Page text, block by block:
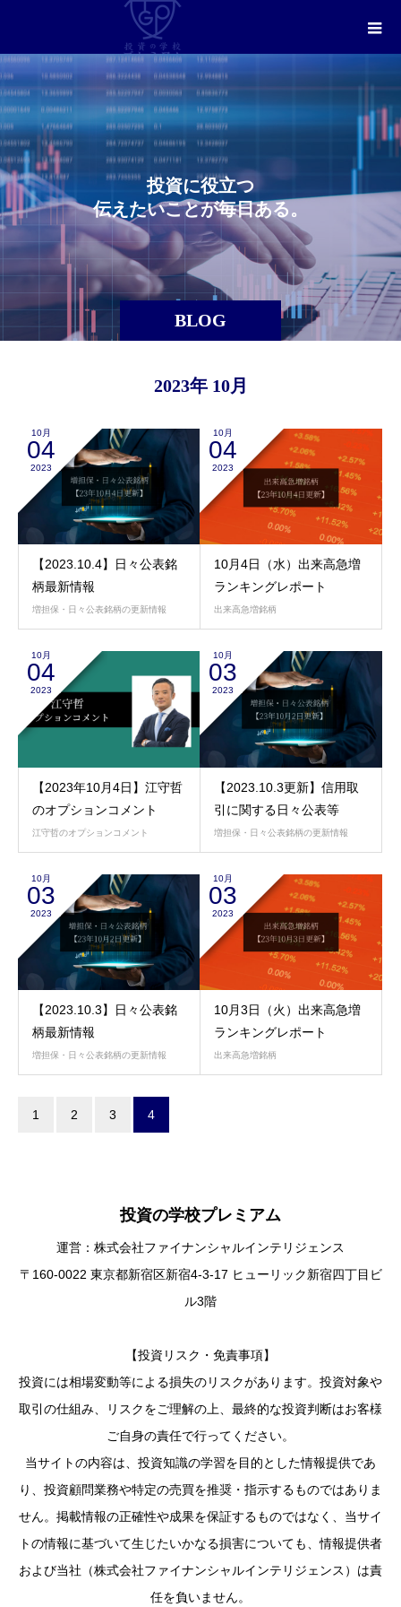
BLOG
投資に役立つ
伝え たいことが毎日ある。
2023年 10月
10月
04
2023
【2023.10.4】日々公表銘
柄最新情報
増担保・日々公表銘柄の更新情報
10月
04
2023
10月4日（水）出来高急増
ランキングレポート
出来高急増銘柄
10月
04
2023
【2023年10月4日】江守哲
のオプションコメント
江守哲のオプションコメント
10月
03
2023
【2023.10.3更新】信用取
引に関する日々公表等
増担保・日々公表銘柄の更新情報
10月
03
2023
【2023.10.3】日々公表銘
柄最新情報
増担保・日々公表銘柄の更新情報
10月
03
2023
10月3日（火）出来高急増
ランキングレポート
出来高急増銘柄
1 2 3 4
投資の学校プレミアム
運営：株式会社ファイナンシャルインテリジェンス
〒160-0022 東京都新宿区新宿4-3-17 ヒューリック新宿四丁目ビ
ル3階
【投資リスク・免責事項】
投資には相場変動等による損失のリスクがあります。投資対象や
取引の仕組み、リスクをご理解の上、最終的な投資判断はお客様
ご自身の責任で行ってください。
当サイトの内容は、投資知識の学習を目的とした情報提供であ
り、投資顧問業務や特定の売買を推奨・指示するものではありま
せん。掲載情報の正確性や成果を保証するものではなく、当サイ
トの情報に基づいて生じたいかなる損害についても、情報提供者
および当社（株式会社ファイナンシャルインテリジェンス）は責
任を負いません。